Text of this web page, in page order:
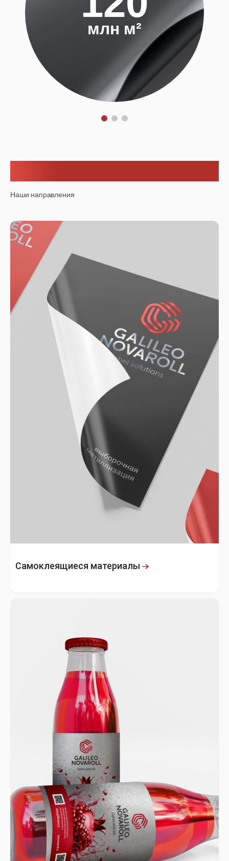
млн м²
Наши направления
Самоклеящиеся материалы